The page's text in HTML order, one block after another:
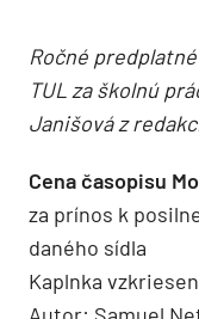
Ročné
TUL za školnú
Janišová z
Cena časopisu
za prínos k
daného sídla
Kaplnka